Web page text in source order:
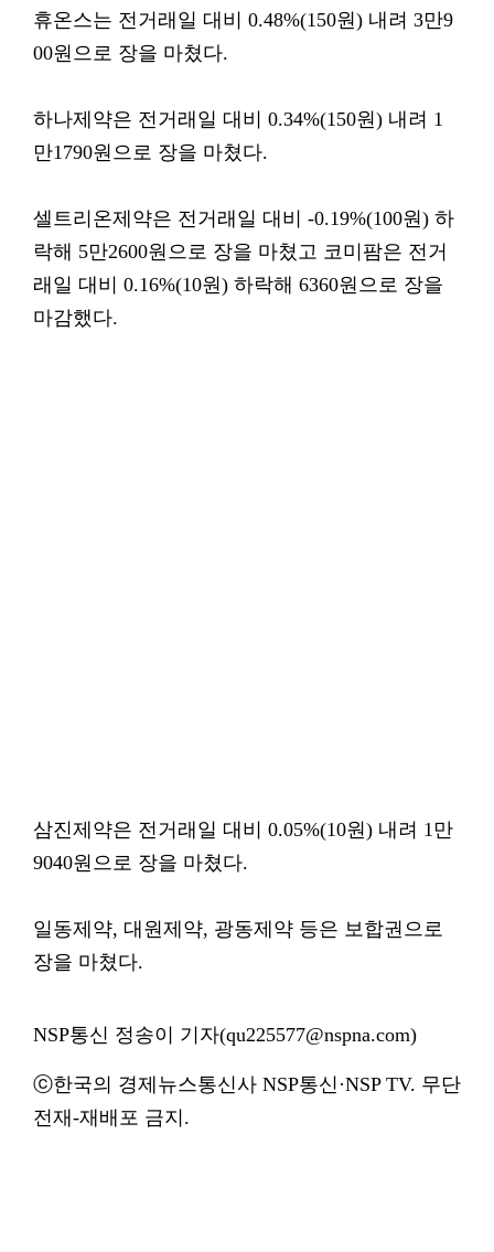
휴온스는 전거래일 대비 0.48%(150원) 내려 3만9
00원으로 장을 마쳤다.
하나제약은 전거래일 대비 0.34%(150원) 내려 1
만1790원으로 장을 마쳤다.
셀트리온제약은 전거래일 대비 -0.19%(100원) 하
락해 5만2600원으로 장을 마쳤고 코미팜은 전거
래일 대비 0.16%(10원) 하락해 6360원으로 장을
마감했다.
삼진제약은 전거래일 대비 0.05%(10원) 내려 1만
9040원으로 장을 마쳤다.
일동제약, 대원제약, 광동제약 등은 보합권으로
장을 마쳤다.
NSP통신 정송이 기자(qu225577@nspna.com)
ⓒ한국의 경제뉴스통신사 NSP통신·NSP TV. 무단
전재-재배포 금지.